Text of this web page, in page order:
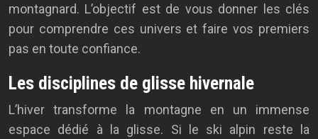
montagnard. L’objectif est de vous donner les clés
pour comprendre ces univers et faire vos premiers
pas en toute confiance.
Les disciplines de glisse hivernale
L’hiver transforme la montagne en un immense
espace dédié à la glisse. Si le ski alpin reste la